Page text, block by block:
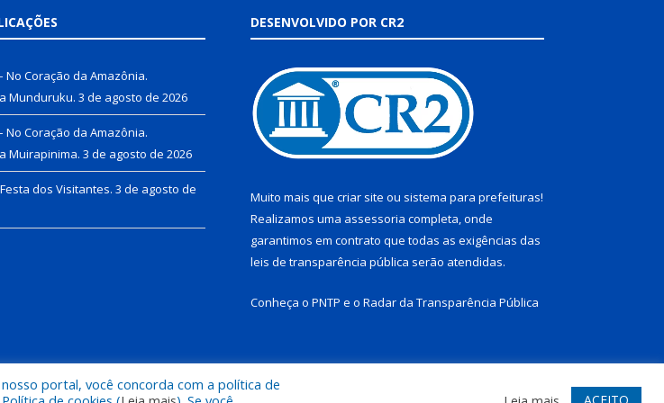
– No Coração da Amazônia.
Munduruku. 3 de agosto de 2026
– No Coração da Amazônia.
Muirapinima. 3 de agosto de 2026
Festa dos Visitantes. 3 de agosto de
DESENVOLVIDO POR CR2
Muito mais que criar site ou sistema para prefeituras!
Realizamos uma assessoria completa, onde
garantimos em contrato que todas as exigências das
leis de transparência pública serão atendidas.
Conheça o PNTP e o Radar da Transparência Pública
Mapa do Site Acessar Webmail
portal, você concorda com a política de
ACEITO